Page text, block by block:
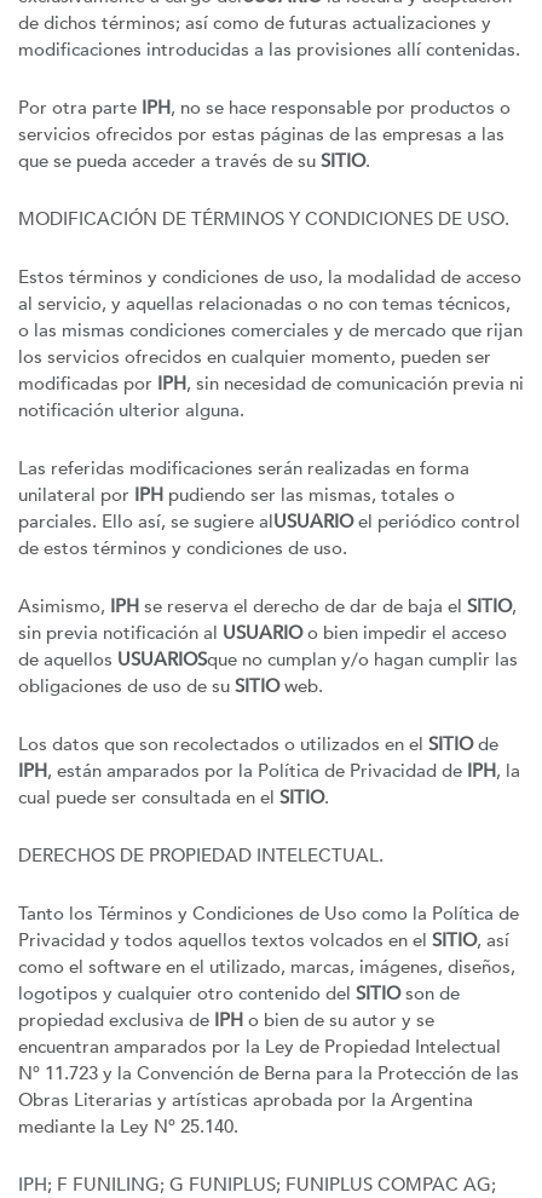
de dichos términos; así como de futuras actualizaciones y
modificaciones introducidas a las provisiones allí contenidas.
Por otra parte IPH, no se hace responsable por productos o
servicios ofrecidos por estas páginas de las empresas a las
que se pueda acceder a través de su SITIO.
MODIFICACIÓN DE TÉRMINOS Y CONDICIONES DE USO.
Estos términos y condiciones de uso, la modalidad de acceso
al servicio, y aquellas relacionadas o no con temas técnicos,
o las mismas condiciones comerciales y de mercado que rijan
los servicios ofrecidos en cualquier momento, pueden ser
modificadas por IPH, sin necesidad de comunicación previa ni
notificación ulterior alguna.
Las referidas modificaciones serán realizadas en forma
unilateral por IPH pudiendo ser las mismas, totales o
parciales. Ello así, se sugiere alUSUARIOel periódico control
de estos términos y condiciones de uso.
Asimismo, IPH se reserva el derecho de dar de baja el SITIO,
sin previa notificación al USUARIOo bien impedir el acceso
de aquellos USUARIOSque no cumplan y/o hagan cumplir las
obligaciones de uso de su SITIOweb.
Los datos que son recolectados o utilizados en el SITIOde
IPH, están amparados por la Política de Privacidad de IPH, la
cual puede ser consultada en el SITIO.
DERECHOS DE PROPIEDAD INTELECTUAL.
Tanto los Términos y Condiciones de Uso como la Política de
Privacidad y todos aquellos textos volcados en el SITIO, así
como el software en el utilizado, marcas, imágenes, diseños,
logotipos y cualquier otro contenido del SITIOson de
propiedad exclusiva de IPH o bien de su autor y se
encuentran amparados por la Ley de Propiedad Intelectual
Nº 11.723 y la Convención de Berna para la Protección de las
Obras Literarias y artísticas aprobada por la Argentina
mediante la Ley Nº 25.140.
IPH; F FUNILING; G FUNIPLUS; FUNIPLUS COMPAC AG;